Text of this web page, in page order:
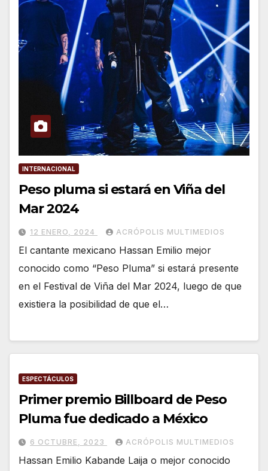
INTERNACIONAL
Peso pluma si estará en Viña del
Mar 2024
12 ENERO, 2024 ACRÓPOLIS MULTIMEDIOS
El cantante mexicano Hassan Emilio mejor
conocido como “Peso Pluma” si estará presente
en el Festival de Viña del Mar 2024, luego de que
existiera la posibilidad de que el…
ESPECTÁCULOS
Primer premio Billboard de Peso
Pluma fue dedicado a México
6 OCTUBRE, 2023 ACRÓPOLIS MULTIMEDIOS
Hassan Emilio Kabande Laija o mejor conocido